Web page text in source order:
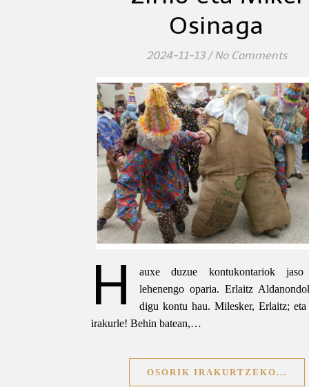
Osinaga
2024-11-13 / No Comments
H
auxe duzue kontukontariok jaso
lehenengo oparia. Erlaitz
digu kontu hau. Milesker, Erlaitz; eta
irakurle! Behin batean,…
OSORIK IRAKURTZEKO...